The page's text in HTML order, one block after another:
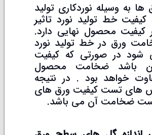
به وسیله نوردکاری تولید
خط تولید نورد تاثیر
کیفیت محصول نهایی دارد.
ورق در خط تولید نورد
شود در صورتی که کیفیت
باشد ضخامت محصول
خواهد بود . در نتیجه
های تست کیفیت ورق های
تست ضخامت آن می باشد.